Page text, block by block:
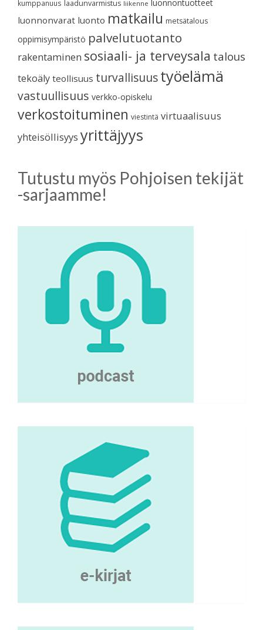
kumppanuus laadunvarmistus liikenne luonnontuotteet
luonnonvarat luonto matkailu metsätalous
oppimisympäristö palvelutuotanto
rakentaminen sosiaali- ja terveysala talous
tekoäly teollisuus turvallisuustyöelämä
vastuullisuus verkko-opiskelu
verkostoituminen viestintä virtuaalisuus
yhteisöllisyys yrittäjyys
Tutustu myös Pohjoisen tekijät
-sarjaamme!